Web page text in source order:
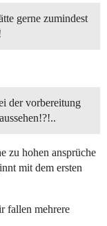
gerne zumindest
der vorbereitung
zu hohen ansprüche
mit dem ersten
fallen mehrere